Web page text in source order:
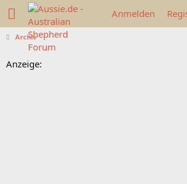
Anmelden
Archiv
Anzeige: